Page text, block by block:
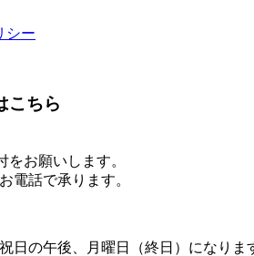
シー
こちら
をお願いします。
電話で承ります。
日の午後、月曜日（終日）になりま